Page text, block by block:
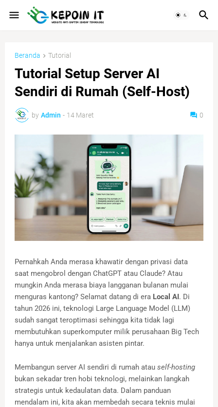
Beranda Tutorial
Tutorial Setup Server AI
Sendiri di Rumah (Self-Host)
by Admin - 14 Maret 0
Pernahkah Anda merasa khawatir dengan privasi data
saat mengobrol dengan ChatGPT atau Claude? Atau
mungkin Anda merasa biaya langganan bulanan mulai
menguras kantong? Selamat datang di era Local AI. Di
tahun 2026 ini, teknologi Large Language Model (LLM)
sudah sangat teroptimasi sehingga kita tidak lagi
membutuhkan superkomputer milik perusahaan Big Tech
hanya untuk menjalankan asisten pintar.
Membangun server AI sendiri di rumah atau self-hosting
bukan sekadar tren hobi teknologi, melainkan langkah
strategis untuk kedaulatan data. Dalam panduan
mendalam ini, kita akan membedah secara teknis mulai